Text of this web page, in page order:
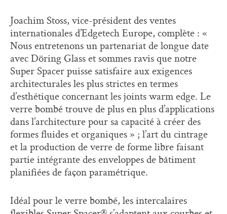
Joachim Stoss, vice-président des ventes
internationales d’Edgetech Europe, complète : «
Nous entretenons un partenariat de longue date
avec Döring Glass et sommes ravis que notre
Super Spacer puisse satisfaire aux exigences
architecturales les plus strictes en termes
d’esthétique concernant les joints warm edge. Le
verre bombé trouve de plus en plus d’applications
dans l’architecture pour sa capacité à créer des
formes fluides et organiques » ; l’art du cintrage
et la production de verre de forme libre faisant
partie intégrante des enveloppes de bâtiment
planifiées de façon paramétrique.
Idéal pour le verre bombé, les intercalaires